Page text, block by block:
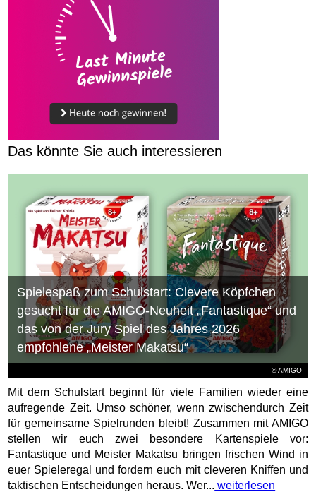
Das könnte Sie auch interessieren
© AMIGO
Spielespaß zum Schulstart: Clevere Köpfchen
gesucht für die AMIGO-Neuheit „Fantastique“ und
das von der Jury Spiel des Jahres 2026
empfohlene „Meister Makatsu“
Mit dem Schulstart beginnt für viele Familien wieder eine
aufregende Zeit. Umso schöner, wenn zwischendurch Zeit
für gemeinsame Spielrunden bleibt! Zusammen mit AMIGO
stellen wir euch zwei besondere Kartenspiele vor:
Fantastique und Meister Makatsu bringen frischen Wind in
euer Spieleregal und fordern euch mit cleveren Kniffen und
taktischen Entscheidungen heraus. Wer... weiterlesen